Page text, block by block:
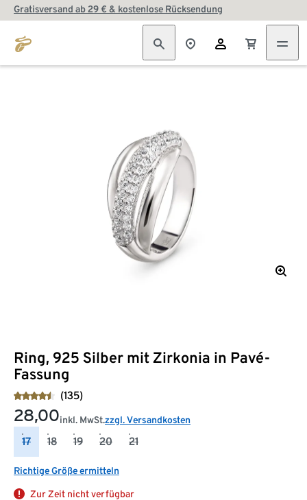
Gratisversand ab 29 € & kostenlose Rücksendung
Ring, 925 Silber mit Zirkonia in Pavé-
Fassung
(135)
28,00inkl. MwSt.zzgl. Versandkosten
17 18 19 20 21
Richtige Größe ermitteln
Zur Zeit nicht verfügbar